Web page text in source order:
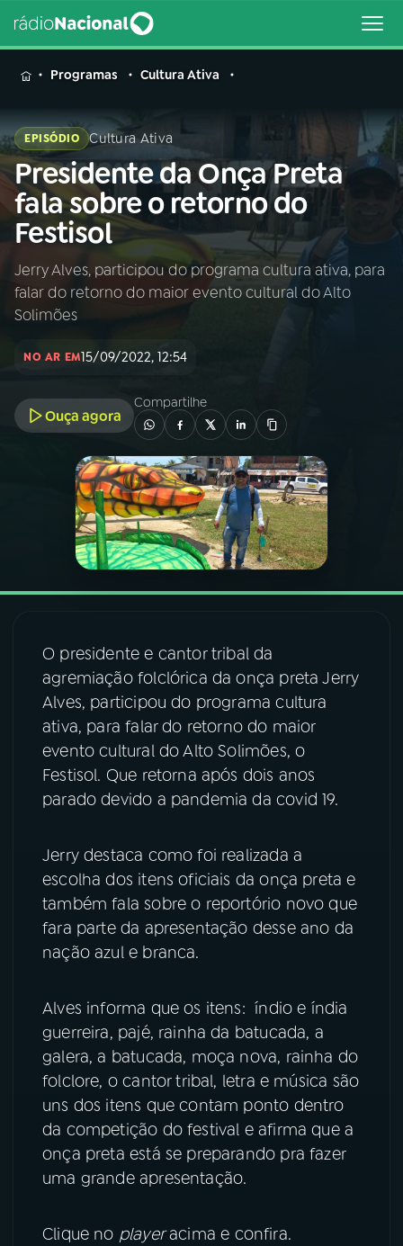
MENU
Buscar
na
Rádio
Nacional
Buscar
AO VIVO
PROGRAMAS
PODCASTS
07ÚLTIMAS
FESTIVAL DE MÚSICA
ACOMPANHE A RÁDIO NACIONAL
Instagram X
TikTok
Programas Cultura Ativa
EPISÓDIO Cultura Ativa
Presidente da Onça Preta
fala sobre o retorno do
Festisol
Jerry Alves, participou do programa cultura ativa, para
falar do retorno do maior evento cultural do Alto
Solimões
NO AR EM15/09/2022, 12:54
Ouça agora
Compartilhe
O presidente e cantor tribal da
agremiação folclórica da onça preta Jerry
Alves, participou do programa cultura
ativa, para falar do retorno do maior
evento cultural do Alto Solimões, o
Festisol. Que retorna após dois anos
parado devido a pandemia da covid 19.
Jerry destaca como foi realizada a
escolha dos itens oficiais da onça preta e
também fala sobre o reportório novo que
fara parte da apresentação desse ano da
nação azul e branca.
Alves informa que os itens: índio e índia
guerreira, pajé, rainha da batucada, a
galera, a batucada, moça nova, rainha do
folclore, o cantor tribal, letra e música são
uns dos itens que contam ponto dentro
da competição do festival e afirma que a
onça preta está se preparando pra fazer
uma grande apresentação.
Clique no playeracima e confira.